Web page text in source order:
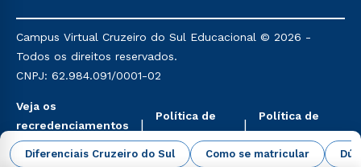
Diferenciais Cruzeiro do Sul Como se matricular
mencionadas são referentes aos cursos: Ensino
Religioso, Geografia para a Docência e Metodologia
do Ensino de História: Questões Atuais.
Campus Virtual Cruzeiro do Sul Educacional © 2026 -
Todos os direitos reservados.
CNPJ: 62.984.091/0001-02
Veja os
recredenciamentos
aqui
Política de
Privacidade
Política de
Cookies